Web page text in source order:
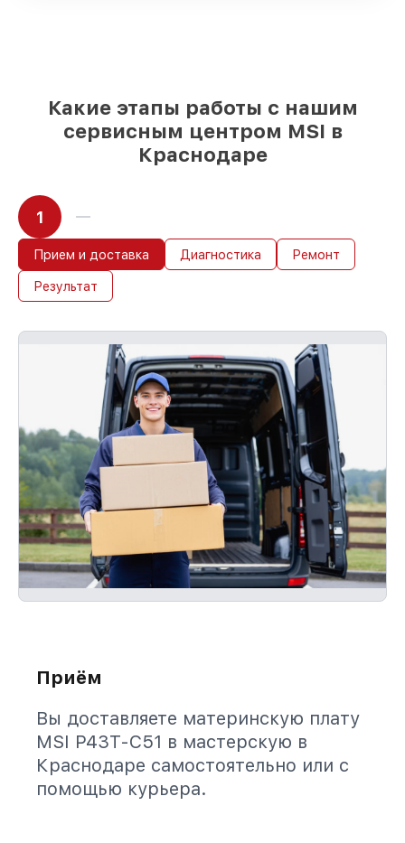
Какие этапы работы с нашим
сервисным центром MSI в
Краснодаре
1
Прием и доставка Диагностика Ремонт
Результат
Приём
Вы доставляете материнскую плату
MSI P43T-C51 в мастерскую в
Краснодаре самостоятельно или с
помощью курьера.